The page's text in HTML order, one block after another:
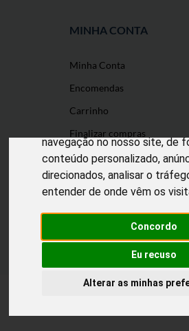
Utilizamos cookies e outras
navegação no nosso site, de
conteúdo personalizado,
direcionados, analisar o
entender de onde vêm os
Concordo
Eu recuso
Alterar as minhas
MINHA CONTA
Minha Conta
Encomendas
Carrinho
Finalizar compras
Desenvolvido porPuxe
@2022 Incomedicura.
reservados.